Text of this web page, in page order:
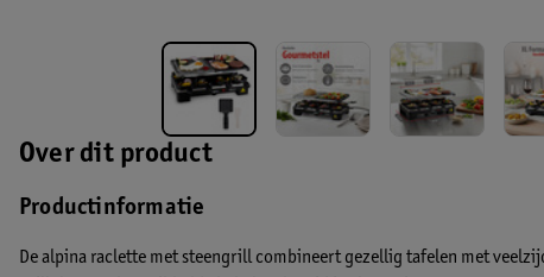
Over dit product
Productinformatie
De alpina raclette met steengrill combineert gezellig tafelen met